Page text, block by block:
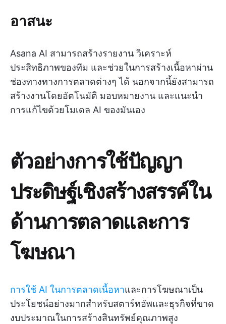
อาสนะ
Asana AI สามารถสร้างรายงาน วิเคราะห์
ประสิทธิภาพของทีม และช่วยในการสร้างเนื้อหาผ่าน
ช่องทางทางการตลาดต่างๆ ได้ นอกจากนี้ยังสามารถ
สร้างงานโดยอัตโนมัติ มอบหมายงาน และแนะนำ
การแก้ไขด้วยโมเดล AI ของมันเอง
ตัวอย่างการใช้ปัญญา
ประดิษฐ์เชิงสร้างสรรค์ใน
ด้านการตลาดและการ
โฆษณา
การใช้ AI ในการตลาดเนื้อหาและการโฆษณาเป็น
ประโยชน์อย่างมากสำหรับสตาร์ทอัพและธุรกิจที่ขาด
งบประมาณในการสร้างสินทรัพย์คุณภาพสูง